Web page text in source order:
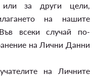
или за други цели,
на нашите
всеки случай по-
на Лични Данни
на Личните